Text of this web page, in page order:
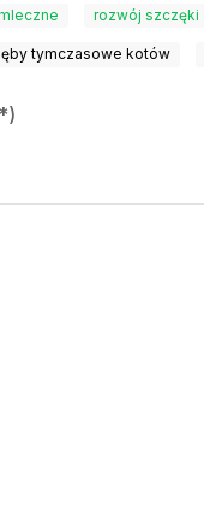
rozwój szczęki
tymczasowe kotów